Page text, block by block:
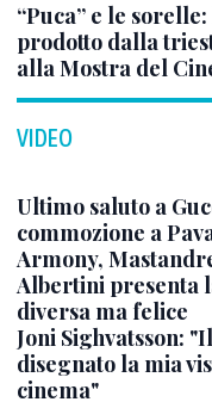
“Puca” e le
prodotto dalla
alla Mostra del
VIDEO
Ultimo saluto a
commozione a
Armony,
Albertini presenta
diversa ma felice
Joni Sighvatsson:
disegnato la mia
cinema"